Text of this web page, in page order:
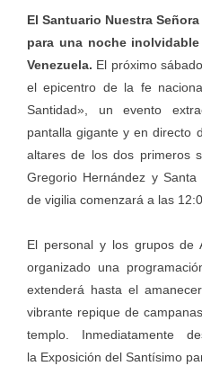
El Santuario Nuestra
para una noche
Venezuela. El próximo
el epicentro de la fe
Santidad», un evento
pantalla gigante y en directo
altares de los dos primeros
Gregorio Hernández y
de vigilia comenzará a las
El personal y los grupos de
organizado una
extenderá hasta el
vibrante repique de
templo. Inmediatamente
la Exposición del Santísimo